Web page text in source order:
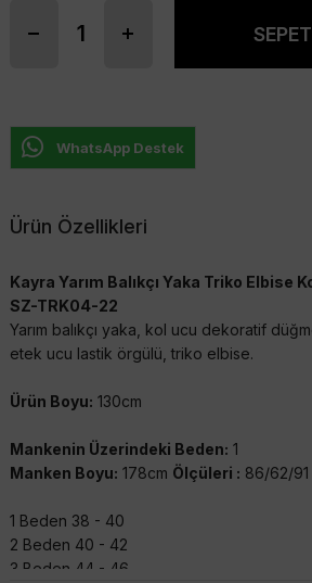
WhatsApp Destek
Ürün Özellikleri
Kayra Yarım Balıkçı Yaka Triko Elbise
SZ-TRK04-22
Yarım balıkçı yaka, kol ucu dekoratif
etek ucu lastik örgülü, triko elbise.
Ürün Boyu: 130cm
Mankenin Üzerindeki Beden: 1
Manken Boyu: 178cm Ölçüleri : 86/62/91
1 Beden 38 - 40
2 Beden 40 - 42
3 Beden 44 - 46